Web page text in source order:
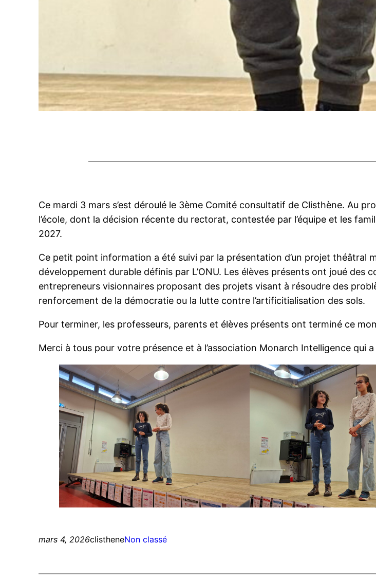
Ce mardi 3 mars s’est déroulé le 3ème Comité consultatif de Clisthène. Au
l’école, dont la décision récente du rectorat, contestée par l’équipe et les
2027.
Ce petit point information a été suivi par la présentation d’un projet théâtral
développement durable définis par L’ONU. Les élèves présents ont joué des
entrepreneurs visionnaires proposant des projets visant à résoudre des
renforcement de la démocratie ou la lutte contre l’artificitialisation des sols.
Pour terminer, les professeurs, parents et élèves présents ont terminé ce
Merci à tous pour votre présence et à l’association Monarch Intelligence qui
mars 4, 2026clistheneNon classé